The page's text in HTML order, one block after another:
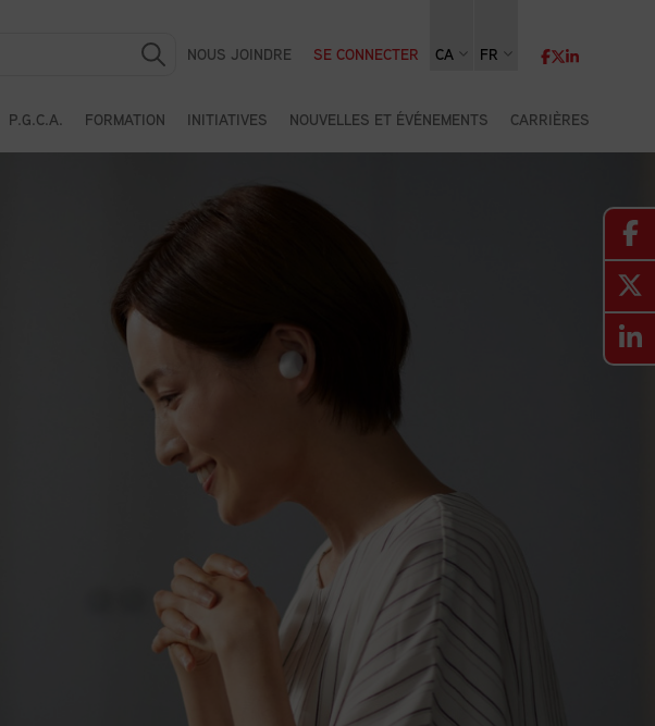
P.G.C.A. FORMATION INITIATIVES NOUVELLES ET ÉVÉNEMENTS CARRIÈRES
NOUS JOINDRE SE CONNECTER CA FR